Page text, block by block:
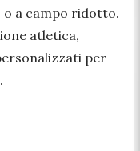
a campo ridotto.
atletica,
per